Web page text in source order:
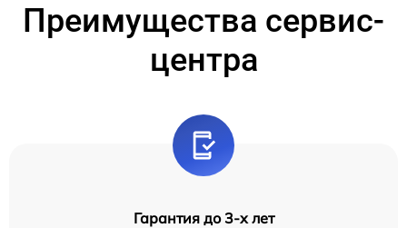
Преимущества сервис-
центра
Гарантия до 3-х лет